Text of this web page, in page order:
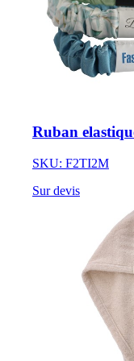
Ruban
SKU: F2TI2M
Sur devis